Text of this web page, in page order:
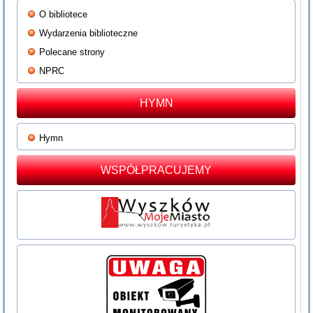
O bibliotece
Wydarzenia biblioteczne
Polecane strony
NPRC
HYMN
Hymn
WSPÓŁPRACUJEMY